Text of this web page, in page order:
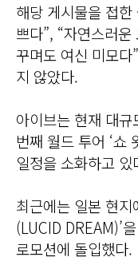
해당 게시물을 접
쁘다”, “자연스러
꾸며도 여신 미모다
지 않았다.
아이브는 현재 대
번째 월드 투어 ‘쇼
일정을 소화하고 있
최근에는 일본 현지
(LUCID DREAM)’
로모션에 돌입했다.